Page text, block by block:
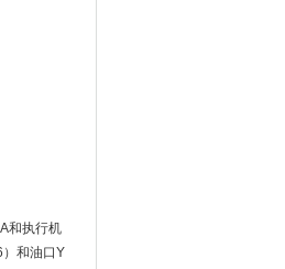
和执行机
和油口Y